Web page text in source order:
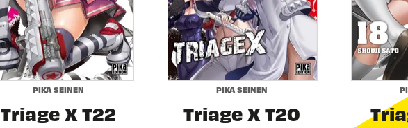
PIKA SEINEN
Triage X T22
PIKA SEINEN
Triage X T20